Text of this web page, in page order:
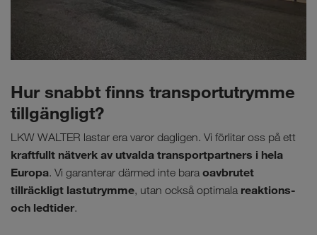
Hur snabbt finns transportutrymme
tillgängligt?
LKW WALTER lastar era varor dagligen. Vi förlitar oss på ett
kraftfullt nätverk av utvalda transportpartners i hela
Europa. Vi garanterar därmed inte bara oavbrutet
tillräckligt lastutrymme, utan också optimala reaktions-
och ledtider.